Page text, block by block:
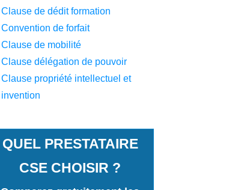
Clause de dédit formation
Convention de forfait
Clause de mobilité
Clause délégation de pouvoir
Clause propriété intellectuel et
invention
QUEL PRESTATAIRE
CSE CHOISIR ?